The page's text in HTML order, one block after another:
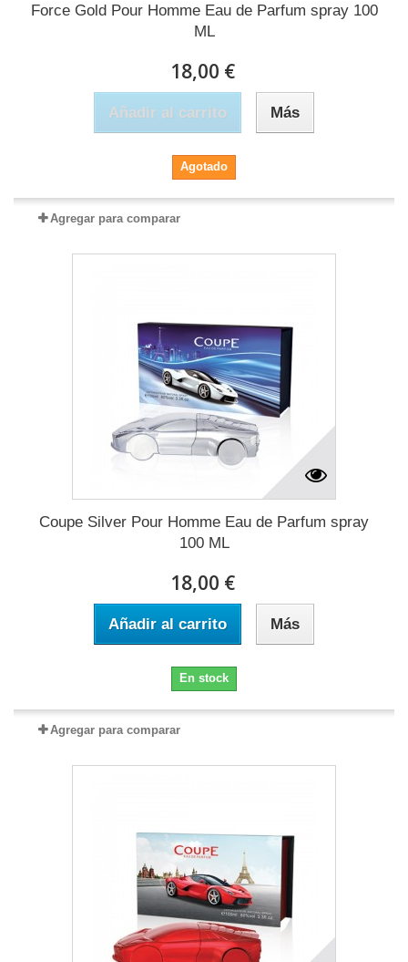
Force Gold Pour Homme Eau de Parfum spray 100
ML
18,00 €
Añadir al carrito Más
Agotado
Agregar para comparar
Coupe Silver Pour Homme Eau de Parfum spray
100 ML
18,00 €
Añadir al carrito Más
En stock
Agregar para comparar